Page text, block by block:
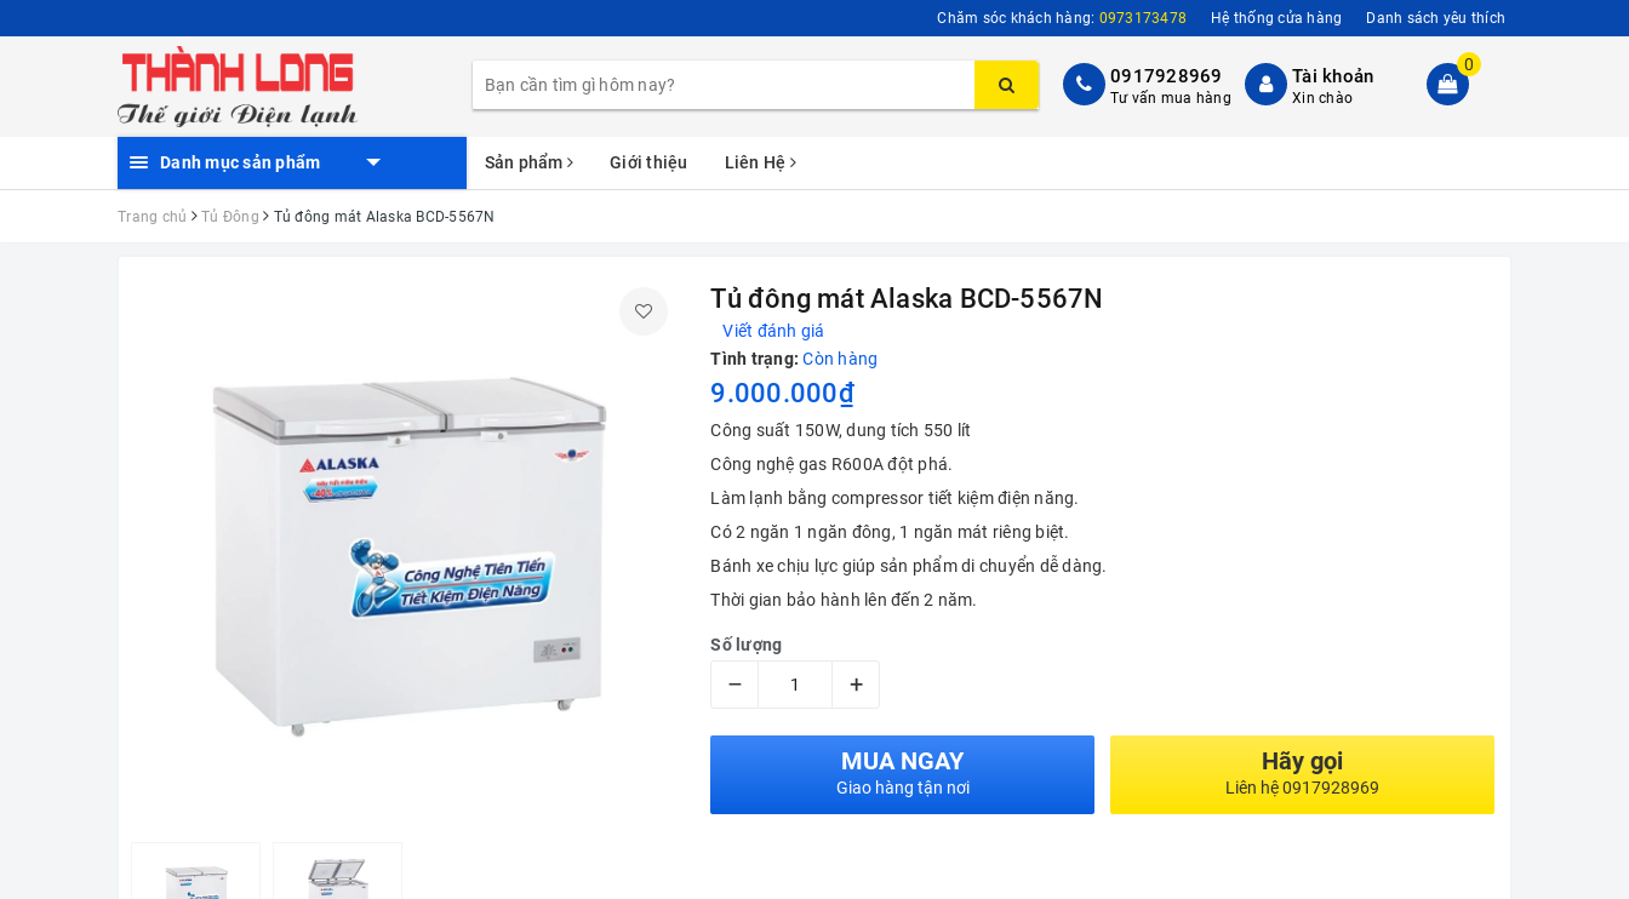
Chăm sóc khách hàng: 0973173478 Hệ thống cửa hàng Danh sách yêu thích
0917928969
Tư vấn mua hàng
Tài khoản
Xin chào
0
Danh mục sản phẩm Sản phẩm Giới thiệu Liên Hệ
Trang chủ Tủ Đông Tủ đông mát Alaska BCD-5567N
Tủ đông mát Alaska BCD-5567N
Viết đánh giá
Tình trạng: Còn hàng
9.000.000₫
Công suất 150W, dung tích 550 lít
Công nghệ gas R600A đột phá.
Làm lạnh bằng compressor tiết kiệm điện năng.
Có 2 ngăn 1 ngăn đông, 1 ngăn mát riêng biệt.
Bánh xe chịu lực giúp sản phẩm di chuyển dễ dàng.
Thời gian bảo hành lên đến 2 năm.
Số lượng
– +
MUA NGAY
Giao hàng tận nơi
Hãy gọi
Liên hệ 0917928969